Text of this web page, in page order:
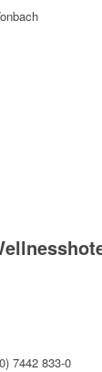
7442 833-0